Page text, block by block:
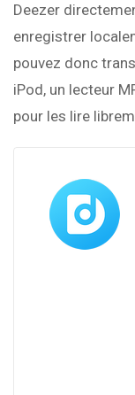
Deezer
enregistrer
pouvez donc
iPod, un lecteur
pour les lire